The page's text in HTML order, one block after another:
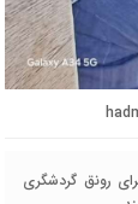
رونق گردشگری